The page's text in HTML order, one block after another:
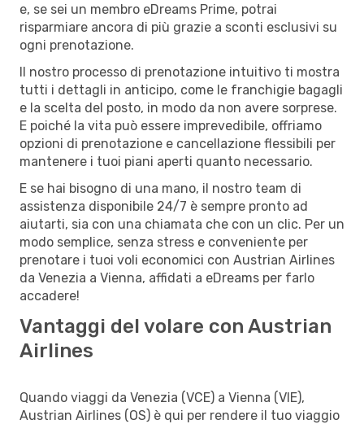
e, se sei un membro eDreams Prime, potrai
risparmiare ancora di più grazie a sconti esclusivi su
ogni prenotazione.
Il nostro processo di prenotazione intuitivo ti mostra
tutti i dettagli in anticipo, come le franchigie bagagli
e la scelta del posto, in modo da non avere sorprese.
E poiché la vita può essere imprevedibile, offriamo
opzioni di prenotazione e cancellazione flessibili per
mantenere i tuoi piani aperti quanto necessario.
E se hai bisogno di una mano, il nostro team di
assistenza disponibile 24/7 è sempre pronto ad
aiutarti, sia con una chiamata che con un clic. Per un
modo semplice, senza stress e conveniente per
prenotare i tuoi voli economici con Austrian Airlines
da Venezia a Vienna, affidati a eDreams per farlo
accadere!
Vantaggi del volare con Austrian
Airlines
Quando viaggi da Venezia (VCE) a Vienna (VIE),
Austrian Airlines (OS) è qui per rendere il tuo viaggio